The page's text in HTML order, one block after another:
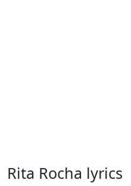
Rita Rocha lyrics